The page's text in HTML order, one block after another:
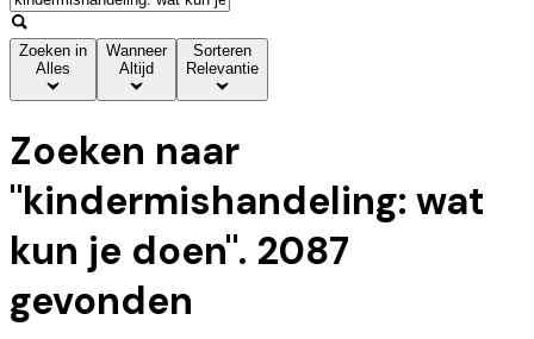
Zoeken in
Alles
Wanneer
Altijd
Sorteren
Relevantie
Zoeken naar
"kindermishandeling: wat
kun je doen". 2087
gevonden